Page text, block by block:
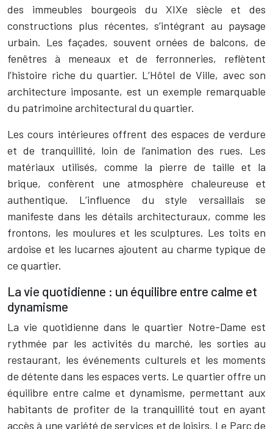
des immeubles bourgeois du XIXe siècle et des
constructions plus récentes, s’intégrant au paysage
urbain. Les façades, souvent ornées de balcons, de
fenêtres à meneaux et de ferronneries, reflètent
l’histoire riche du quartier. L’Hôtel de Ville, avec son
architecture imposante, est un exemple remarquable
du patrimoine architectural du quartier.
Les cours intérieures offrent des espaces de verdure
et de tranquillité, loin de l’animation des rues. Les
matériaux utilisés, comme la pierre de taille et la
brique, confèrent une atmosphère chaleureuse et
authentique. L’influence du style versaillais se
manifeste dans les détails architecturaux, comme les
frontons, les moulures et les sculptures. Les toits en
ardoise et les lucarnes ajoutent au charme typique de
ce quartier.
La vie quotidienne : un équilibre entre calme et
dynamisme
La vie quotidienne dans le quartier Notre-Dame est
rythmée par les activités du marché, les sorties au
restaurant, les événements culturels et les moments
de détente dans les espaces verts. Le quartier offre un
équilibre entre calme et dynamisme, permettant aux
habitants de profiter de la tranquillité tout en ayant
accès à une variété de services et de loisirs. Le Parc de